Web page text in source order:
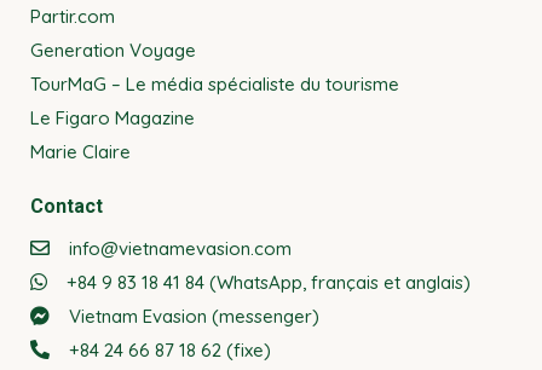
Partir.com
Generation Voyage
TourMaG – Le média spécialiste du tourisme
Le Figaro Magazine
Marie Claire
Contact
info@vietnamevasion.com
+84 9 83 18 41 84 (WhatsApp, français et anglais)
Vietnam Evasion (messenger)
+84 24 66 87 18 62 (fixe)